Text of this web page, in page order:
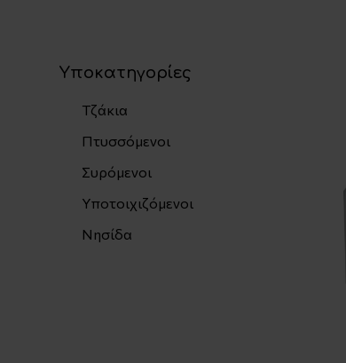
Υποκατηγορίες
Τζάκια
Πτυσσόμενοι
Συρόμενοι
Υποτοιχιζόμενοι
Νησίδα